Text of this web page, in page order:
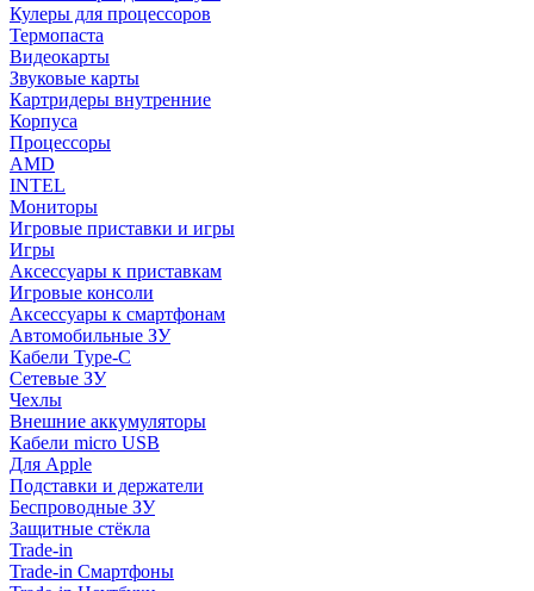
Кулеры для процессоров
Термопаста
Видеокарты
Звуковые карты
Картридеры внутренние
Корпуса
Процессоры
AMD
INTEL
Мониторы
Игровые приставки и игры
Игры
Аксессуары к приставкам
Игровые консоли
Аксессуары к смартфонам
Автомобильные ЗУ
Кабели Type-C
Сетевые ЗУ
Чехлы
Внешние аккумуляторы
Кабели micro USB
Для Apple
Подставки и держатели
Беспроводные ЗУ
Защитные стёкла
Trade-in
Trade-in Смартфоны